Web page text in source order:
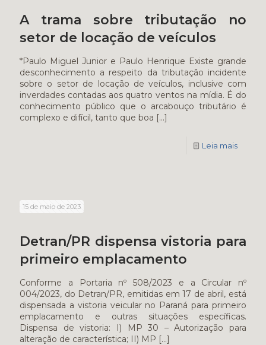
A trama sobre tributação no
setor de locação de veículos
*Paulo Miguel Junior e Paulo Henrique Existe grande
desconhecimento a respeito da tributação incidente
sobre o setor de locação de veículos, inclusive com
inverdades contadas aos quatro ventos na mídia. É do
conhecimento público que o arcabouço tributário é
complexo e difícil, tanto que boa […]
Leia mais
15 de maio de 2023
Detran/PR dispensa vistoria para
primeiro emplacamento
Conforme a Portaria nº 508/2023 e a Circular nº
004/2023, do Detran/PR, emitidas em 17 de abril, está
dispensada a vistoria veicular no Paraná para primeiro
emplacamento e outras situações específicas.
Dispensa de vistoria: I) MP 30 – Autorização para
alteração de característica; II) MP […]